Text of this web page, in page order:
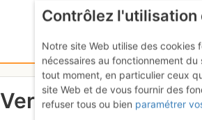
Verdon - Varois :
Contrôlez l'utilisation
Notre site Web utilise des cookies
nécessaires au fonctionnement
tout moment, en particulier ceux
site Web et de vous fournir des
refuser tous ou bien paramétrer